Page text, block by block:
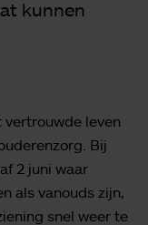
kunnen
leven
Bij
2 juni waar
als vanouds zijn,
snel weer te